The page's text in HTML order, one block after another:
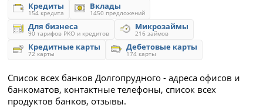
Кредиты
154 кредита
Вклады
1450 предложений
Для бизнеса
90 тарифов РКО и кредитов
Микрозаймы
216 займов
Кредитные карты
72 карты
Дебетовые карты
174 карты
Список всех банков Долгопрудного - адреса офисов и
банкоматов, контактные телефоны, список всех
продуктов банков, отзывы.